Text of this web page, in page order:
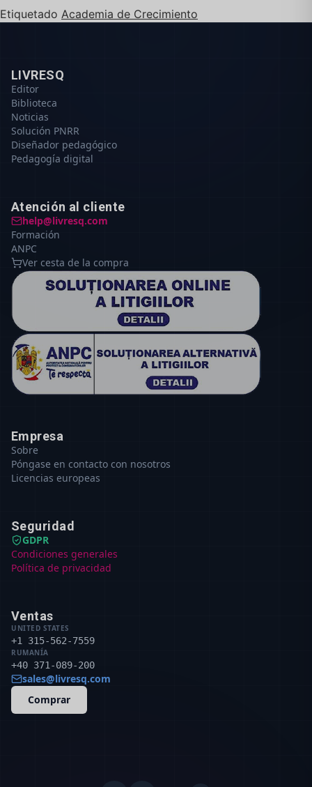
Etiquetado Academia de Crecimiento
LIVRESQ
Editor
Biblioteca
Noticias
Solución PNRR
Diseñador pedagógico
Pedagogía digital
Atención al cliente
help@livresq.com
Formación
ANPC
Ver cesta de la compra
Empresa
Sobre
Póngase en contacto con nosotros
Licencias europeas
Seguridad
GDPR
Condiciones generales
Política de privacidad
Ventas
UNITED STATES
+1 315-562-7559
RUMANÍA
+40 371-089-200
sales@livresq.com
Comprar